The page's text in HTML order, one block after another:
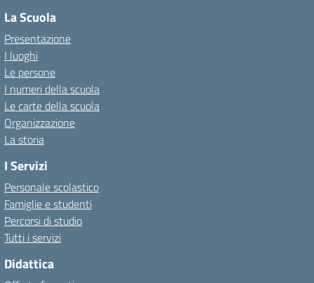
La Scuola
Presentazione
I luoghi
Le persone
I numeri della scuola
Le carte della scuola
Organizzazione
La storia
I Servizi
Personale scolastico
Famiglie e studenti
Percorsi di studio
Tutti i servizi
Didattica